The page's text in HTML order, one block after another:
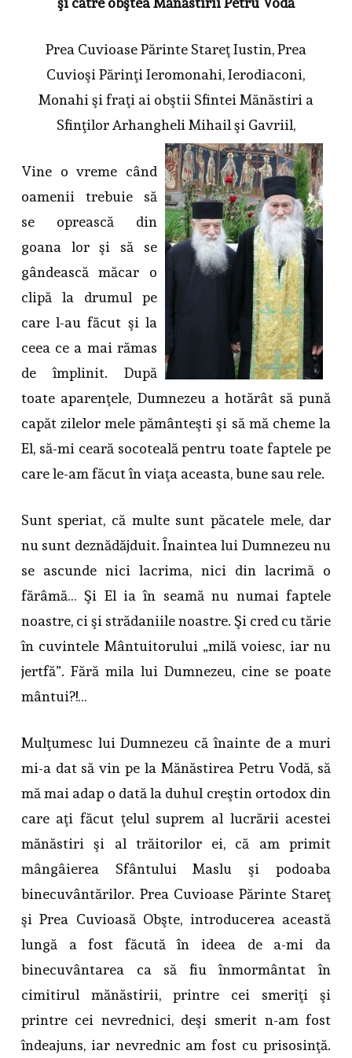
Prea Cuvioase Părinte Stareţ Iustin, Prea
Cuvioşi Părinţi Ieromonahi, Ierodiaconi,
Monahi şi fraţi ai obştii Sfintei Mănăstiri a
Sfinţilor Arhangheli Mihail şi Gavriil,
Vine o vreme când
oamenii trebuie să
se oprească din
goana lor şi să se
gândească măcar o
clipă la drumul pe
care l-au făcut şi la
ceea ce a mai rămas
de împlinit. După
toate aparenţele, Dumnezeu a hotărât să pună
capăt zilelor mele pământeşti şi să mă cheme la
El, să-mi ceară socoteală pentru toate faptele pe
care le-am făcut în viaţa aceasta, bune sau rele.
Sunt speriat, că multe sunt păcatele mele, dar
nu sunt deznădăjduit. Înaintea lui Dumnezeu nu
se ascunde nici lacrima, nici din lacrimă o
fărâmă… Şi El ia în seamă nu numai faptele
noastre, ci şi strădaniile noastre. Şi cred cu tărie
în cuvintele Mântuitorului „milă voiesc, iar nu
jertfă”. Fără mila lui Dumnezeu, cine se poate
mântui?!…
Mulţumesc lui Dumnezeu că înainte de a muri
mi-a dat să vin pe la Mănăstirea Petru Vodă, să
mă mai adap o dată la duhul creştin ortodox din
care aţi făcut ţelul suprem al lucrării acestei
mănăstiri şi al trăitorilor ei, că am primit
mângâierea Sfântului Maslu şi podoaba
binecuvântărilor. Prea Cuvioase Părinte Stareţ
şi Prea Cuvioasă Obşte, introducerea această
lungă a fost făcută în ideea de a-mi da
binecuvântarea ca să fiu înmormântat în
cimitirul mănăstirii, printre cei smeriţi şi
printre cei nevrednici, deşi smerit n-am fost
îndeajuns, iar nevrednic am fost cu prisosinţă.